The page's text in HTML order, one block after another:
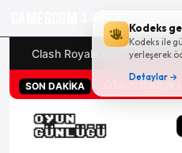
Kodeks
Kodeks ile
yerleşerek
Detaylar →
18g 17:21:04
Clash Royale kodları
SON DAKİKA